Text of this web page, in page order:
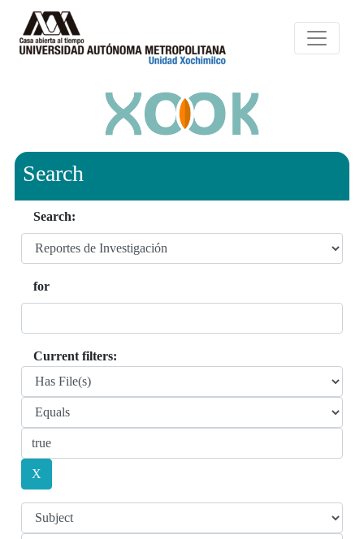
Search
Search:
for
Current filters: